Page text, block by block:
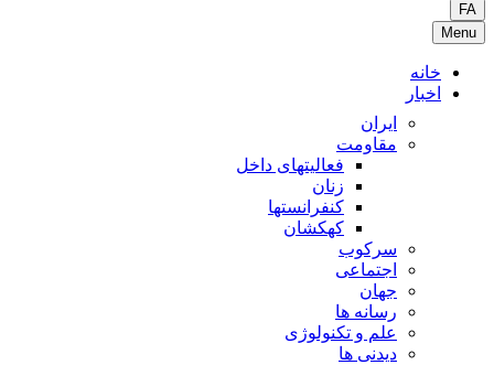
FA
Menu
خانه
اخبار
ایران
مقاومت
فعالیتهای داخل
زنان
کنفرانستها
کهکشان
سرکوب
اجتماعی
جهان
رسانه ها
علم و تکنولوژی
دیدنی ها